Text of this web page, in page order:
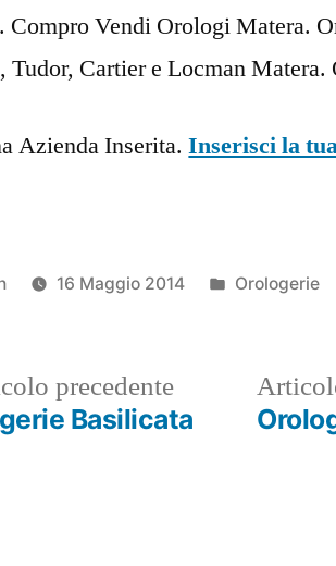
Compro Vendi Orologi Matera.
Tudor, Cartier e Locman
Azienda Inserita. Inserisci la
16 Maggio 2014
Pubblicato
Orologerie
precedenteArticolo
precedente:
Basilicata